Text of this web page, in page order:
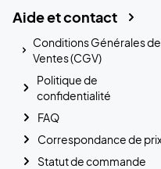
Aide et contact
Conditions Générales de
Ventes (CGV)
Politique de
confidentialité
FAQ
Correspondance de
Statut de commande